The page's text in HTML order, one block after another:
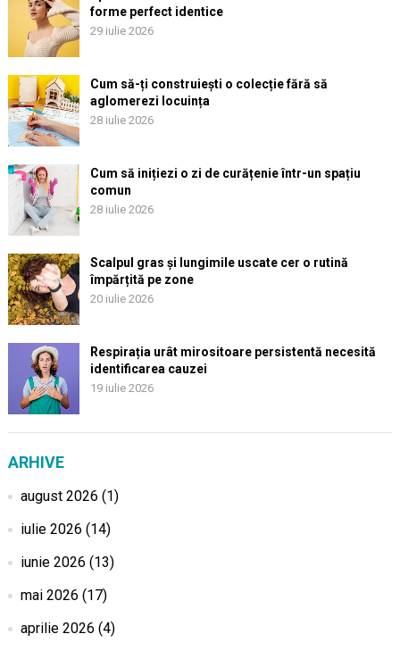
forme perfect identice
29 iulie 2026
Cum să-ți construiești o colecție fără să
aglomerezi locuința
28 iulie 2026
Cum să inițiezi o zi de curățenie într-un spațiu
comun
28 iulie 2026
Scalpul gras și lungimile uscate cer o rutină
împărțită pe zone
20 iulie 2026
Respirația urât mirositoare persistentă necesită
identificarea cauzei
19 iulie 2026
ARHIVE
august 2026 (1)
iulie 2026 (14)
iunie 2026 (13)
mai 2026 (17)
aprilie 2026 (4)